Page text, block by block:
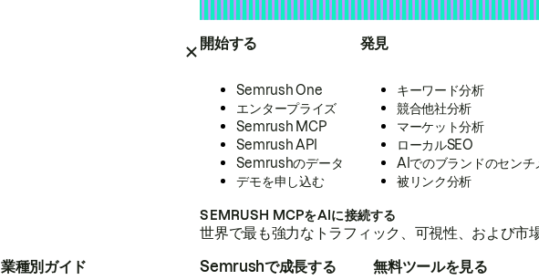
開始する
Semrush One
エンタープライズ
Semrush MCP
Semrush API
Semrushのデータ
デモを申し込む
発見
キーワード分析
競合他社分析
マーケット分析
ローカルSEO
AIでのブランドのセンチ
被リンク分析
SEMRUSH MCPをAIに接続する
世界で最も強力なトラフィック、可視性、および
業種別ガイド Semrushで成長する 無料ツールを見る